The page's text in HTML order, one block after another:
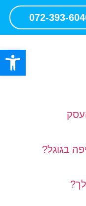
072-393-
בגוגל?
פתח